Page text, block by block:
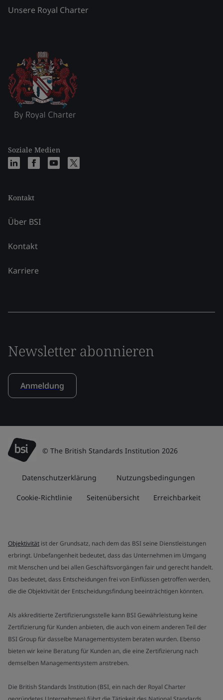
Unsere Royal Charter
Soziale Medien
Kontakt
Über BSI
Kontakt
Karriere
Newsletter abonnieren
Anmeldung
© The British Standards Institution 2026
Datenschutzerklärung Nutzungsbedingungen
Cookie-Richtlinie Seitenübersicht Erreichbarkeit
Objektivität ist der Grundsatz, nach dem das BSI seine Dienstleistungen
erbringt. Unbefangenheit bedeutet, dass das Unternehmen im Umgang
mit Menschen und bei allen Geschäftsvorgängen fair und gerecht handelt.
Das bedeutet, dass Entscheidungen frei von Einflüssen getroffen werden,
die die Objektivität der Entscheidungsfindung beeinträchtigen könnten.
Als akkreditierte Zertifizierungsstelle kann BSI Gewährleistung keine
Zertifizierung für Kunden anbieten, die auch von einem anderen Teil der
BSI Group für dasselbe Managementsystem beraten wurden. Ebenso
bieten wir keine Beratung für Kunden an, die eine Zertifizierung nach
demselben Managementsystem anstreben.
Die British Standards Institution (BSI, ein nach der Royal Charter